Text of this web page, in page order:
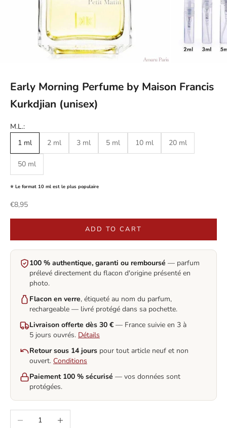
Early Morning Perfume by Maison Francis
Kurkdjian (unisex)
M.L.:
1 ml
2 ml 3 ml 5 ml 10 ml 20 ml
50 ml
⭐ Le format 10 ml est le plus populaire
Sale price
€8,95
ADD TO CART
100 % authentique, garanti ou remboursé — parfum
prélevé directement du flacon d'origine présenté en
photo.
Flacon en verre, étiqueté au nom du parfum,
rechargeable — livré protégé dans sa pochette.
Livraison offerte dès 30 € — France suivie en 3 à
5 jours ouvrés. Détails
Retour sous 14 jours pour tout article neuf et non
ouvert. Conditions
Paiement 100 % sécurisé — vos données sont
protégées.
Decrease quantityIncrease quantity